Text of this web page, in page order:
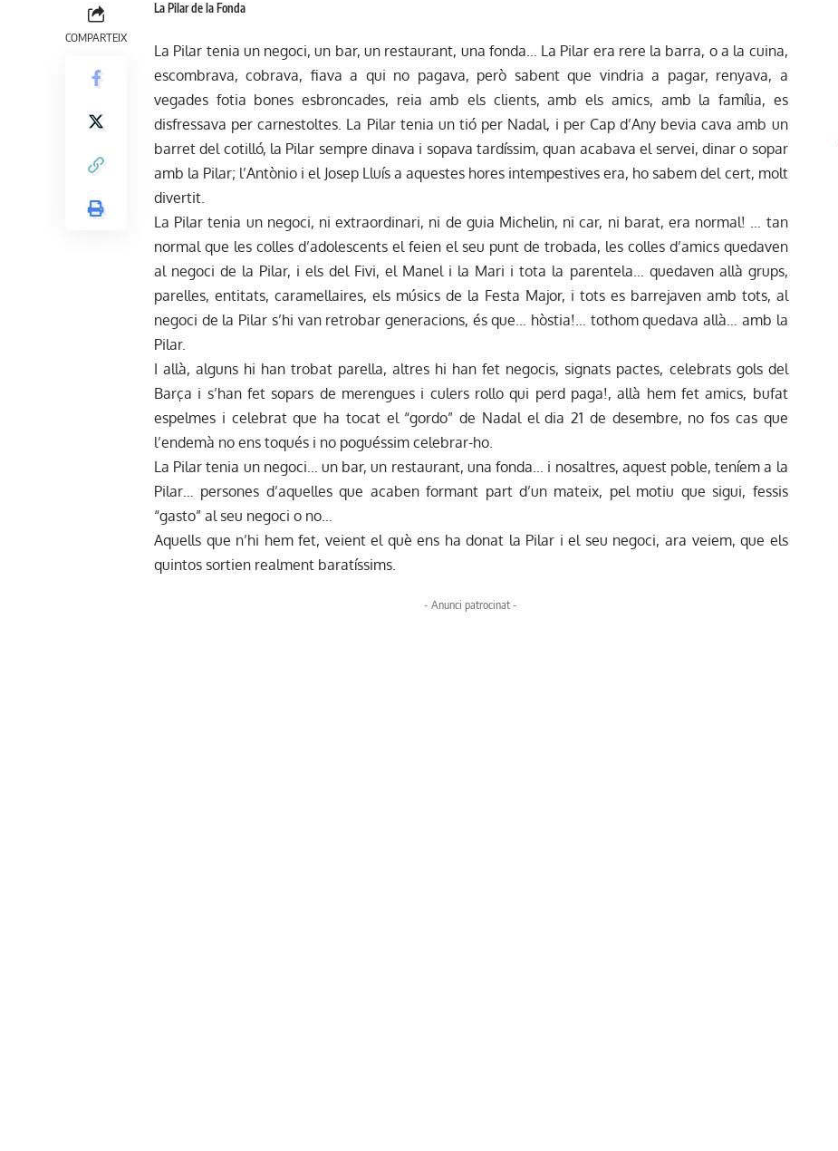
COMPARTEIX
La Pilar de la Fonda
La Pilar tenia un negoci, un bar, un restaurant, una fonda… La Pilar era rere la barra, o a la cuina,
escombrava, cobrava, fiava a qui no pagava, però sabent que vindria a pagar, renyava, a
vegades fotia bones esbroncades, reia amb els clients, amb els amics, amb la família, es
disfressava per carnestoltes. La Pilar tenia un tió per Nadal, i per Cap d’Any bevia cava amb un
barret del cotilló, la Pilar sempre dinava i sopava tardíssim, quan acabava el servei, dinar o sopar
amb la Pilar; l’Antònio i el Josep Lluís a aquestes hores intempestives era, ho sabem del cert, molt
divertit.
La Pilar tenia un negoci, ni extraordinari, ni de guia Michelin, ni car, ni barat, era normal! … tan
normal que les colles d’adolescents el feien el seu punt de trobada, les colles d’amics quedaven
al negoci de la Pilar, i els del Fivi, el Manel i la Mari i tota la parentela… quedaven allà grups,
parelles, entitats, caramellaires, els músics de la Festa Major, i tots es barrejaven amb tots, al
negoci de la Pilar s’hi van retrobar generacions, és que… hòstia!… tothom quedava allà… amb la
Pilar.
I allà, alguns hi han trobat parella, altres hi han fet negocis, signats pactes, celebrats gols del
Barça i s’han fet sopars de merengues i culers rollo qui perd paga!, allà hem fet amics, bufat
espelmes i celebrat que ha tocat el “gordo” de Nadal el dia 21 de desembre, no fos cas que
l’endemà no ens toqués i no poguéssim celebrar-ho.
La Pilar tenia un negoci… un bar, un restaurant, una fonda… i nosaltres, aquest poble, teníem a la
Pilar… persones d’aquelles que acaben formant part d’un mateix, pel motiu que sigui, fessis
“gasto” al seu negoci o no…
Aquells que n’hi hem fet, veient el què ens ha donat la Pilar i el seu negoci, ara veiem, que els
quintos sortien realment baratíssims.
- Anunci patrocinat -